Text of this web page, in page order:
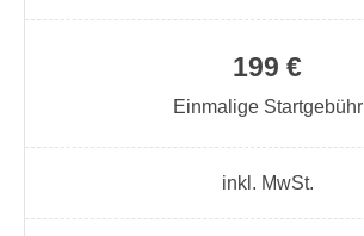
199 €
Einmalige Startgebühr
inkl. MwSt.